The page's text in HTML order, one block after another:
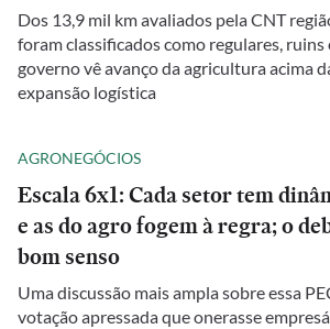
Dos 13,9 mil km avaliados pela CNT
foram classificados como regulares, ruins
governo vê avanço da agricultura acima
expansão logística
AGRONEGÓCIOS
Escala 6x1: Cada setor tem
e as do agro fogem à regra; o
bom senso
Uma discussão mais ampla sobre essa
votação apressada que onerasse